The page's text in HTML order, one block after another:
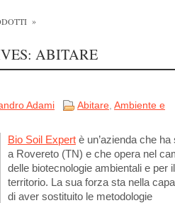
»
ABITARE
Adami Abitare, Ambiente e
Bio Soil Expert è un’azienda che ha
a Rovereto (TN) e che opera nel
delle biotecnologie ambientali e per il
territorio. La sua forza sta nella
di aver sostituito le metodologie